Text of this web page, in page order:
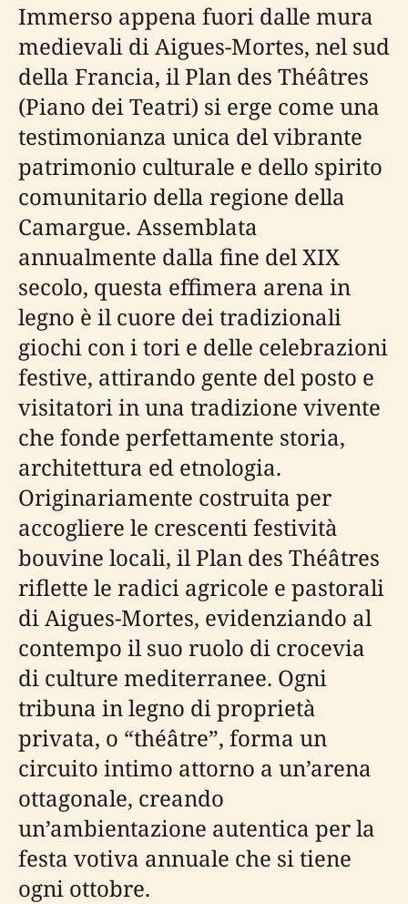
Immerso appena fuori dalle mura
medievali di Aigues-Mortes, nel sud
della Francia, il Plan des Théâtres
(Piano dei Teatri) si erge come una
testimonianza unica del vibrante
patrimonio culturale e dello spirito
comunitario della regione della
Camargue. Assemblata
annualmente dalla fine del XIX
secolo, questa effimera arena in
legno è il cuore dei tradizionali
giochi con i tori e delle celebrazioni
festive, attirando gente del posto e
visitatori in una tradizione vivente
che fonde perfettamente storia,
architettura ed etnologia.
Originariamente costruita per
accogliere le crescenti festività
bouvine locali, il Plan des Théâtres
riflette le radici agricole e pastorali
di Aigues-Mortes, evidenziando al
contempo il suo ruolo di crocevia
di culture mediterranee. Ogni
tribuna in legno di proprietà
privata, o “théâtre”, forma un
circuito intimo attorno a un’arena
ottagonale, creando
un’ambientazione autentica per la
festa votiva annuale che si tiene
ogni ottobre.